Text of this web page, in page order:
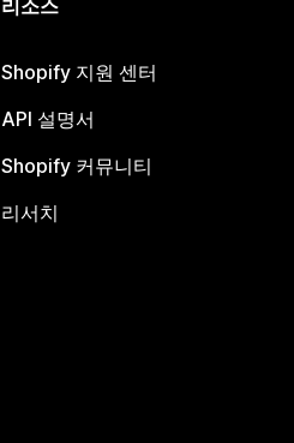
리소스
Shopify 지원 센터
API 설명서
Shopify 커뮤니티
리서치